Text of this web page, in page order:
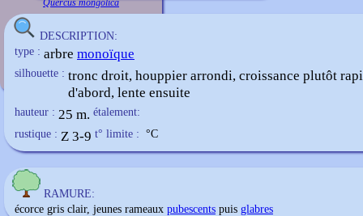
Quercus mongolica
DESCRIPTION:
type : arbre monoïque
silhouette : tronc droit, houppier arrondi, croissance plutôt
d'abord, lente ensuite
hauteur : 25 m. étalement:
rustique : Z 3-9 t° limite : °C
RAMURE:
écorce gris clair, jeunes rameaux pubescents puis glabres